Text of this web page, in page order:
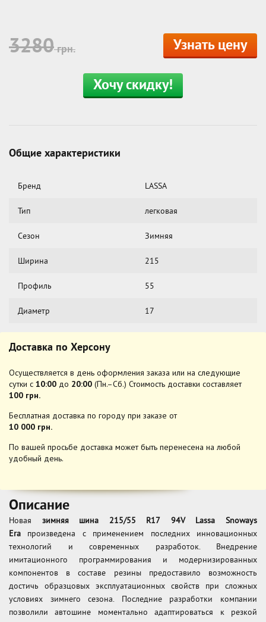
3280 грн. Узнать цену
Хочу скидку!
Общие характеристики
Бренд LASSA
Тип легковая
Сезон Зимняя
Ширина 215
Профиль 55
Диаметр 17
Доставка по Херсону
Осуществляется в день оформления заказа или на следующие
сутки с 10:00 до 20:00 (Пн.–Сб.) Стоимость доставки составляет
100 грн.
Бесплатная доставка по городу при заказе от
10 000 грн.
По вашей просьбе доставка может быть перенесена на любой
удобный день.
Описание
Новая зимняя шина 215/55 R17 94V Lassa Snoways
Era произведена с применением последних инновационных
технологий и современных разработок. Внедрение
имитационного программирования и модернизированных
компонентов в составе резины предоставило возможность
достичь образцовых эксплуатационных свойств при сложных
условиях зимнего сезона. Последние разработки компании
позволили автошине моментально адаптироваться к резкой